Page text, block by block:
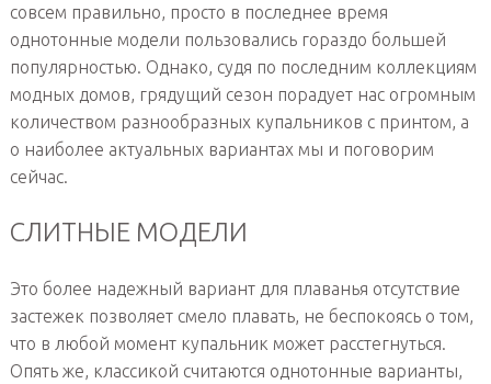
совсем правильно, просто в последнее время
однотонные модели пользовались гораздо большей
популярностью. Однако, судя по последним коллекциям
модных домов, грядущий сезон порадует нас огромным
количеством разнообразных купальников с принтом, а
о наиболее актуальных вариантах мы и поговорим
сейчас.
СЛИТНЫЕ МОДЕЛИ
Это более надежный вариант для плаванья отсутствие
застежек позволяет смело плавать, не беспокоясь о том,
что в любой момент купальник может расстегнуться.
Опять же, классикой считаются однотонные варианты,